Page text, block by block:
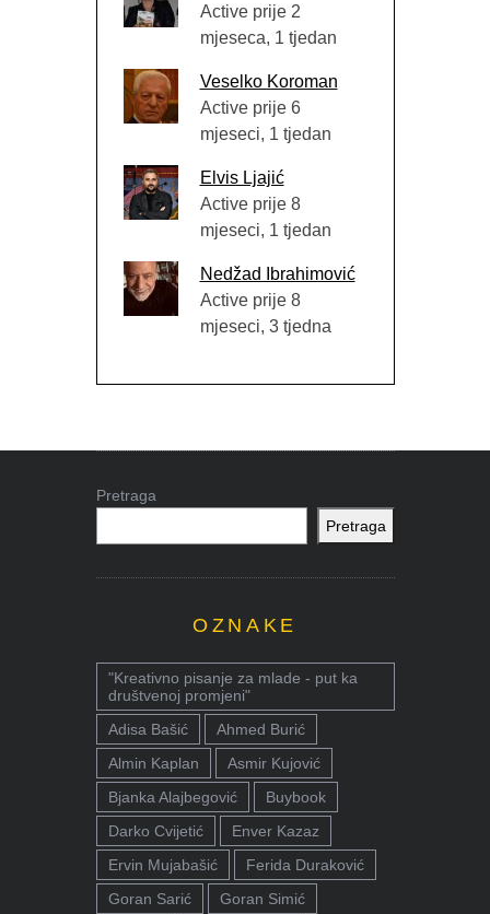
Active prije 2
mjeseca, 1 tjedan
Veselko Koroman
Active prije 6
mjeseci, 1 tjedan
Elvis Ljajić
Active prije 8
mjeseci, 1 tjedan
Nedžad Ibrahimović
Active prije 8
mjeseci, 3 tjedna
Pretraga
Pretraga
OZNAKE
"Kreativno pisanje za mlade - put ka
društvenoj promjeni"
Adisa Bašić
Ahmed Burić
Almin Kaplan
Asmir Kujović
Bjanka Alajbegović
Buybook
Darko Cvijetić
Enver Kazaz
Ervin Mujabašić
Ferida Duraković
Goran Sarić
Goran Simić